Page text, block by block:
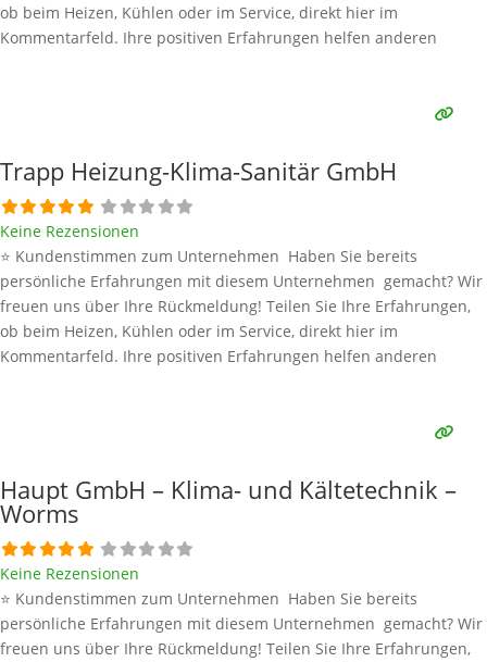
ob beim Heizen, Kühlen oder im Service, direkt hier im
Kommentarfeld. Ihre positiven Erfahrungen helfen anderen
Trapp Heizung-Klima-Sanitär GmbH
Keine Rezensionen
⭐ Kundenstimmen zum Unternehmen Haben Sie bereits
persönliche Erfahrungen mit diesem Unternehmen gemacht? Wir
freuen uns über Ihre Rückmeldung! Teilen Sie Ihre Erfahrungen,
ob beim Heizen, Kühlen oder im Service, direkt hier im
Kommentarfeld. Ihre positiven Erfahrungen helfen anderen
Haupt GmbH – Klima- und Kältetechnik –
Worms
Keine Rezensionen
⭐ Kundenstimmen zum Unternehmen Haben Sie bereits
persönliche Erfahrungen mit diesem Unternehmen gemacht? Wir
freuen uns über Ihre Rückmeldung! Teilen Sie Ihre Erfahrungen,